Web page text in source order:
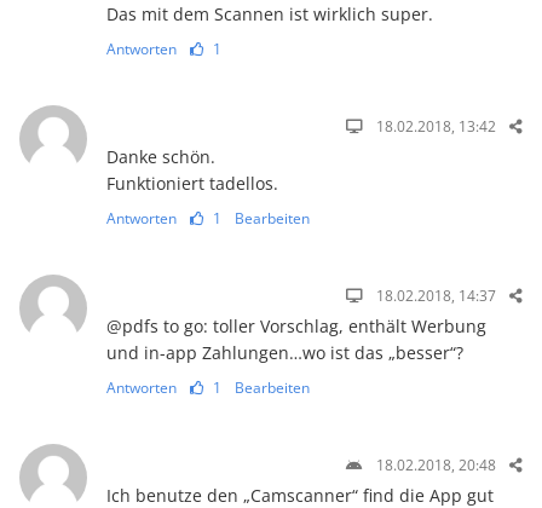
Das mit dem Scannen ist wirklich super.
Antworten 1
18.02.2018, 13:42
Danke schön.
Funktioniert tadellos.
Antworten 1 Bearbeiten
18.02.2018, 14:37
@pdfs to go: toller Vorschlag, enthält Werbung
und in-app Zahlungen…wo ist das „besser“?
Antworten 1 Bearbeiten
18.02.2018, 20:48
Ich benutze den „Camscanner“ find die App gut